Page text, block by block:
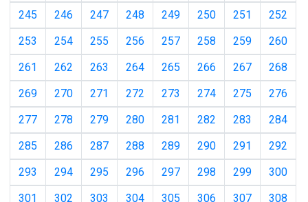
245
246 247 248 249 250 251
252
253
254 255 256 257 258 259
260
261
262 263 264 265 266 267
268
269
270 271 272 273 274 275
276
277
278 279 280 281 282 283
284
285
286 287 288 289 290 291
292
293
294 295 296 297 298 299
300
301
302 303 304 305 306 307
308